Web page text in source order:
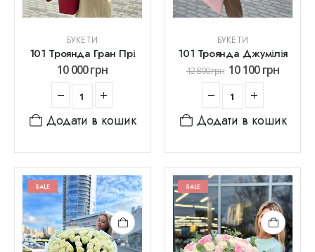
БУКЕТИ
101 Троянда Гран Прі
10 000грн
Додати в кошик
БУКЕТИ
101 Троянда Джумілія
12 800грн 10 100грн
Додати в кошик
SALE SALE